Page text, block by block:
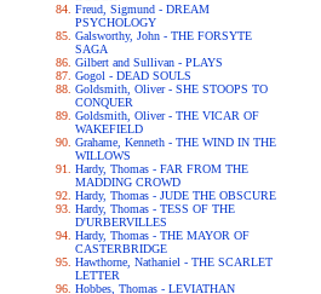
Freud, Sigmund - DREAM
PSYCHOLOGY
Galsworthy, John - THE FORSYTE
SAGA
Gilbert and Sullivan - PLAYS
Gogol - DEAD SOULS
Goldsmith, Oliver - SHE STOOPS TO
CONQUER
Goldsmith, Oliver - THE VICAR OF
WAKEFIELD
Grahame, Kenneth - THE WIND IN THE
WILLOWS
Hardy, Thomas - FAR FROM THE
MADDING CROWD
Hardy, Thomas - JUDE THE OBSCURE
Hardy, Thomas - TESS OF THE
D'URBERVILLES
Hardy, Thomas - THE MAYOR OF
CASTERBRIDGE
Hawthorne, Nathaniel - THE SCARLET
LETTER
Hobbes, Thomas - LEVIATHAN